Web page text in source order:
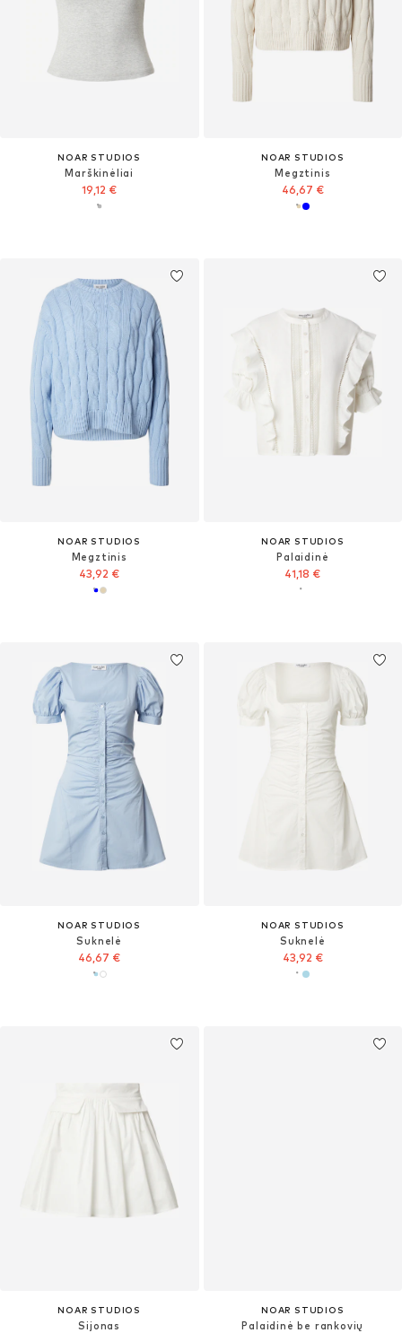
NOAR STUDIOS
Marškinėliai
19,12 €
NOAR STUDIOS
Megztinis
46,67 €
NOAR STUDIOS
Megztinis
43,92 €
NOAR STUDIOS
Palaidinė
41,18 €
NOAR STUDIOS
Suknelė
46,67 €
NOAR STUDIOS
Suknelė
43,92 €
NOAR STUDIOS
Sijonas
NOAR STUDIOS
Palaidinė be rankovių